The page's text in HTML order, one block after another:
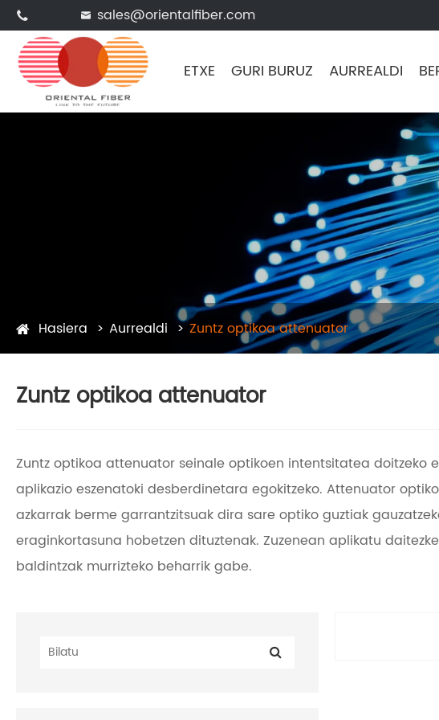
  sales@orientalfiber.com
ETXE GURI BURUZ AURREALDI
Hasiera Aurrealdi Zuntz optikoa attenuator
Zuntz optikoa attenuator
Zuntz optikoa attenuator seinale optikoen intentsitatea
aplikazio eszenatoki desberdinetara egokitzeko. Attenuator
azkarrak berme garrantzitsuak dira sare optiko guztiak
eraginkortasuna hobetzen dituztenak. Zuzenean aplikatu
baldintzak murrizteko beharrik gabe.